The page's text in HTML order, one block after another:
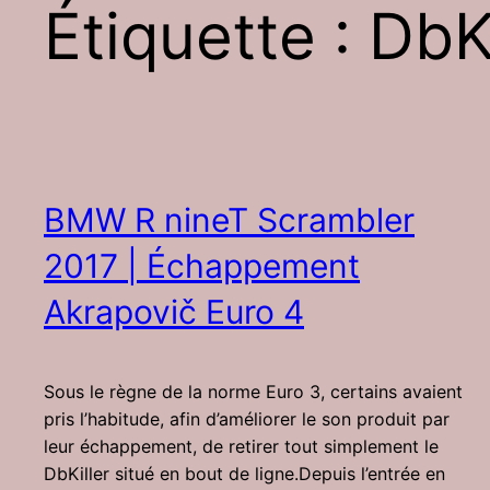
Étiquette :
BMW R nineT Scrambler
2017 | Échappement
Akrapovič Euro 4
Sous le règne de la norme Euro 3, certains avaient
pris l’habitude, afin d’améliorer le son produit par
leur échappement, de retirer tout simplement le
DbKiller situé en bout de ligne.Depuis l’entrée en